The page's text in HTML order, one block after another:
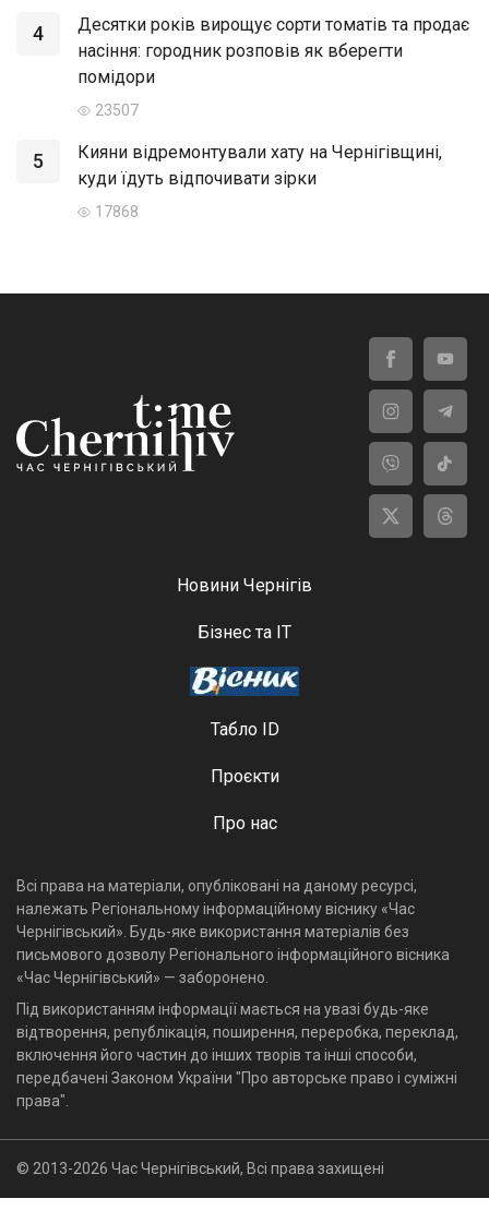
4
Десятки років вирощує сорти томатів та продає
насіння: городник розповів як вберегти
помідори
23507
5
Кияни відремонтували хату на Чернігівщині,
куди їдуть відпочивати зірки
17868
Новини Чернігів
Бізнес та ІТ
Табло ID
Проєкти
Про нас
Всі права на матеріали, опубліковані на даному ресурсі,
належать Регіональному інформаційному віснику «Час
Чернігівський». Будь-яке використання матеріалів без
письмового дозволу Регіонального інформаційного вісника
«Час Чернігівський» — заборонено.
Під використанням інформації мається на увазі будь-яке
відтворення, републікація, поширення, переробка, переклад,
включення його частин до інших творів та інші способи,
передбачені Законом України "Про авторське право і суміжні
права".
© 2013-2026 Час Чернігівський, Всі права захищені